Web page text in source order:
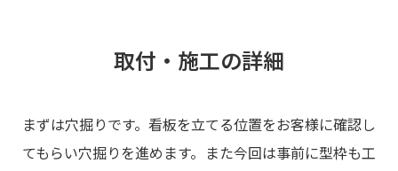
取付・施工の詳細
まずは穴掘りです。看板を立てる位置をお客様に確認し
てもらい穴掘りを進めます。また今回は事前に型枠も工